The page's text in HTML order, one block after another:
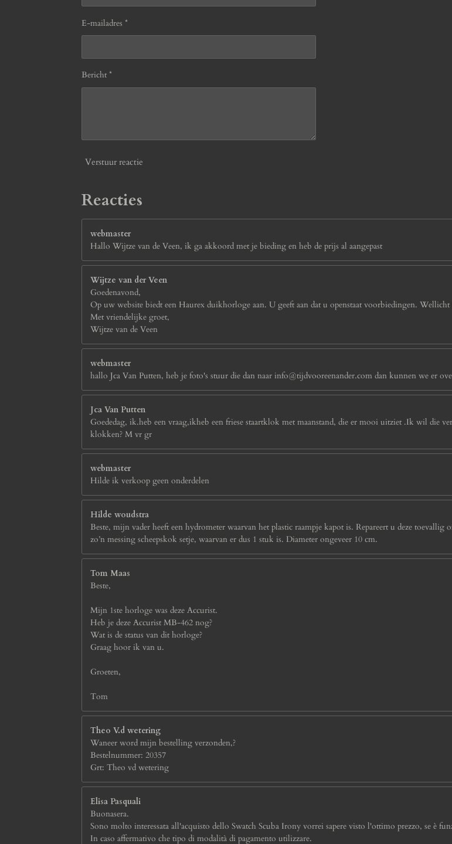
E-mailadres *
Bericht *
Verstuur reactie
Reacties
webmaster
Hallo Wijtze van de Veen, ik ga akkoord met je bieding en heb de prijs al aangepast
Wijtze van der Veen
Goedenavond,
Op uw website biedt een Haurex duikhorloge aan. U geeft aan dat u openstaat voorbiedingen.
Met vriendelijke groet,
Wijtze van de Veen
webmaster
hallo Jca Van Putten, heb je foto's stuur die dan naar info@tijdvooreenander.com dan kunnen we er
Jca Van Putten
Goededag, ik.heb een vraag,ikheb een friese staartklok met maanstand, die er mooi uitziet .Ik wil
klokken? M vr gr
webmaster
Hilde ik verkoop geen onderdelen
Hilde woudstra
Beste, mijn vader heeft een hydrometer waarvan het plastic raampje kapot is. Repareert u deze
zo’n messing scheepskok setje, waarvan er dus 1 stuk is. Diameter ongeveer 10 cm.
Tom Maas
Beste,
Mijn 1ste horloge was deze Accurist.
Heb je deze Accurist MB-462 nog?
Wat is de status van dit horloge?
Graag hoor ik van u.
Groeten,
Tom
Theo V.d wetering
Waneer word mijn bestelling verzonden,?
Bestelnummer: 20357
Grt: Theo vd wetering
Elisa Pasquali
Buonasera.
Sono molto interessata all'acquisto dello Swatch Scuba Irony vorrei sapere visto l'ottimo prezzo, se è
In caso affermativo che tipo di modalità di pagamento utilizzare.